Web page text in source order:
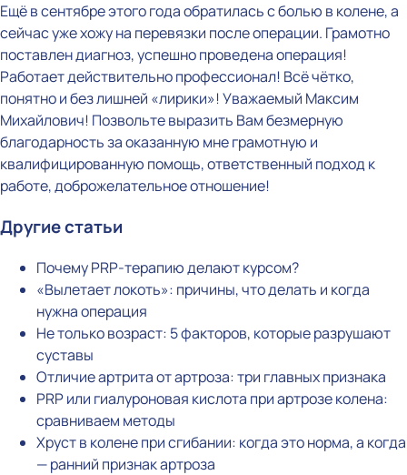
Ещё в сентябре этого года обратилась с болью в колене, а
сейчас уже хожу на перевязки после операции. Грамотно
поставлен диагноз, успешно проведена операция!
Работает действительно профессионал! Всё чётко,
понятно и без лишней «лирики»! Уважаемый Максим
Михайлович! Позвольте выразить Вам безмерную
благодарность за оказанную мне грамотную и
квалифицированную помощь, ответственный подход к
работе, доброжелательное отношение!
Другие статьи
Почему PRP-терапию делают курсом?
«Вылетает локоть»: причины, что делать и когда
нужна операция
Не только возраст: 5 факторов, которые разрушают
суставы
Отличие артрита от артроза: три главных признака
PRP или гиалуроновая кислота при артрозе колена:
сравниваем методы
Хруст в колене при сгибании: когда это норма, а когда
— ранний признак артроза